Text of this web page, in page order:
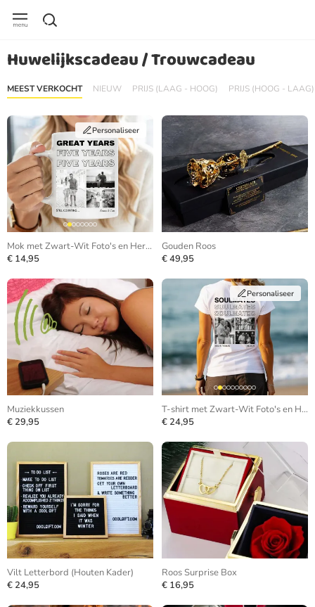
Huwelijkscadeau / Trouwcadeau
MEEST VERKOCHT NIEUW PRIJS (LAAG - HOOG) PRIJS (HOOG - LAAG)
Personaliseer
Mok met Zwart-Wit Foto's en Herhalende Tekst
€ 14,95
Gouden Roos
€ 49,95
Muziekkussen
€ 29,95
Personaliseer
T-shirt met Zwart-Wit Foto's en Herhalende Tekst
€ 24,95
Vilt Letterbord (Houten Kader)
€ 24,95
Roos Surprise Box
€ 16,95